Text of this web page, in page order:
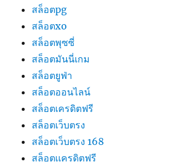
สล็อตpg
สล็อตxo
สล็อตพุซซี่
สล็อตมันนี่เกม
สล็อตยูฟ่า
สล็อตออนไลน์
สล็อตเครดิตฟรี
สล็อตเว็บตรง
สล็อตเว็บตรง 168
สล็อตเเครดิตฟรี